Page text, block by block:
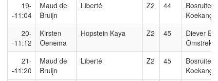
19-
-11:04
Maud de
Bruijn
Liberté Z2 44
Bosruiters
Koekange
20-
-11:12
Kirsten
Oenema
Hopstein Kaya Z2 45
Diever En
21-
-11:20
Maud de
Bruijn
Liberté Z2 45
Bosruiters
Koekange